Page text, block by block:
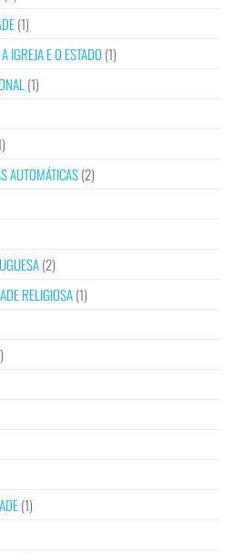
(1)
IGREJA E O ESTADO (1)
(1)
AUTOMÁTICAS(2)
(2)
RELIGIOSA(1)
(1)